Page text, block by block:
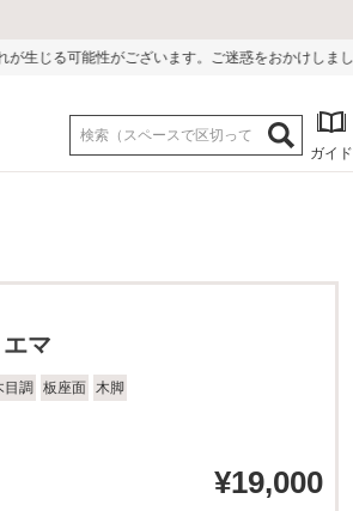
迷惑をおかけしまして誠に申し訳ございません。
ガイド
マ
目調 板座面 木脚
¥19,000